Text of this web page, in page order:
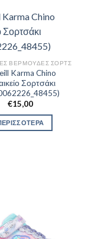
ΒΕΡΜΟΎΔΕΣ ΣΟΡΤΣ
Karma Chino
Σορτσάκι
€15,00